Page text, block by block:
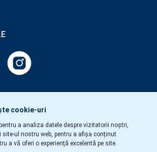
cookie-uri
a analiza datele despre vizitatorii noștri,
site-ul nostru web, pentru a afișa conținut
a vă oferi o experiență excelentă pe site.